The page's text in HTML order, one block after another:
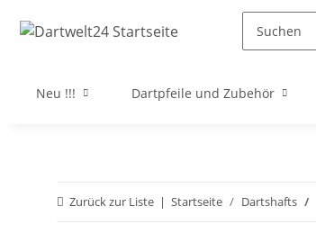
Neu !!! Dartpfeile und Zubehör
Zurück zur Liste Startseite Dartshafts